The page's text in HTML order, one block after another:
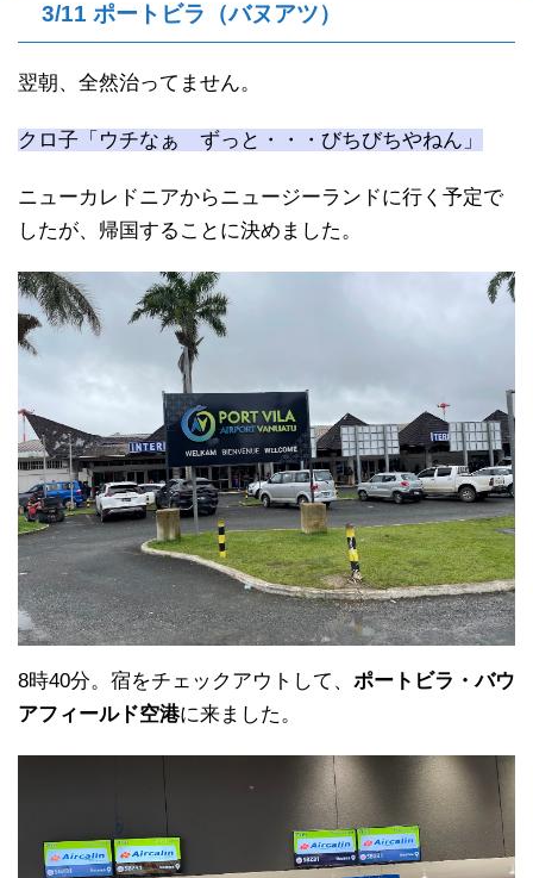
3/11 ポートビラ（バヌアツ）
翌朝、全然治ってません。
クロ子「ウチなぁ ずっと・・・びちびちやねん」
ニューカレドニアからニュージーランドに行く予定で
したが、帰国することに決めました。
8時40分。宿をチェックアウトして、 ポートビラ・バウ
アフィールド空港に来ました。